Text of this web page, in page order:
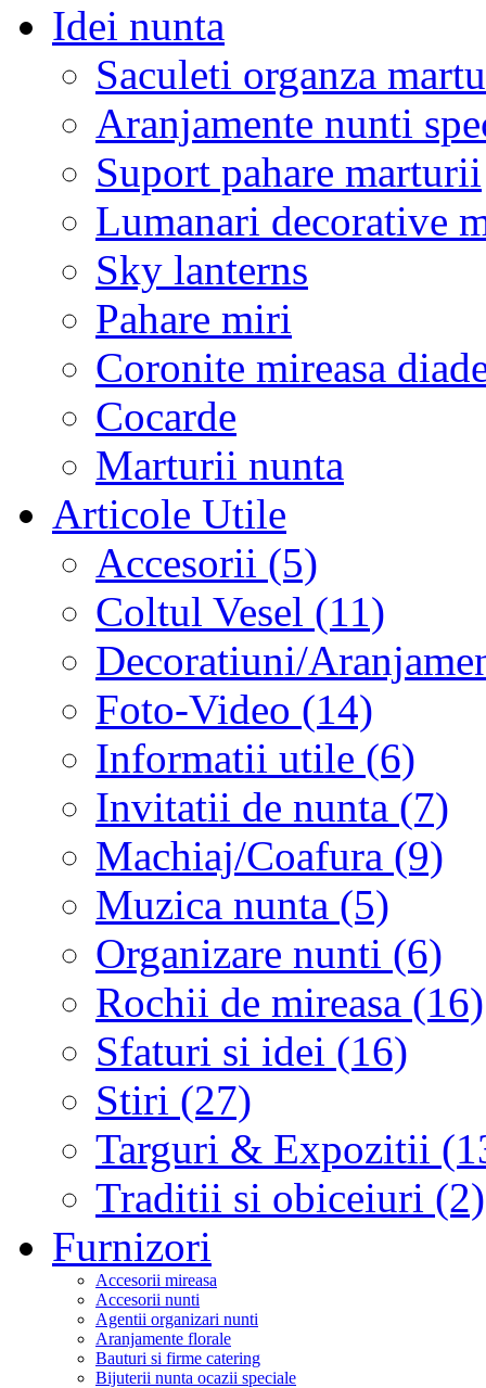
Idei nunta
Saculeti organza
Aranjamente nunti
Suport pahare marturii
Lumanari decorative
Sky lanterns
Pahare miri
Coronite mireasa
Cocarde
Marturii nunta
Articole Utile
Accesorii (5)
Coltul Vesel (11)
Decoratiuni/
Foto-Video (14)
Informatii utile (6)
Invitatii de nunta (7)
Machiaj/Coafura (9)
Muzica nunta (5)
Organizare nunti (6)
Rochii de mireasa (16)
Sfaturi si idei (16)
Stiri (27)
Targuri & Expozitii
Traditii si obiceiuri (2)
Furnizori
Accesorii mireasa
Accesorii nunti
Agentii organizari nunti
Aranjamente florale
Bauturi si firme catering
Bijuterii nunta ocazii speciale